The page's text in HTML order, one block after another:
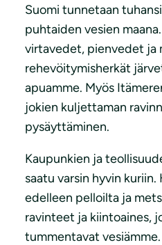
Suomi tunnetaan
puhtaiden vesien
virtavedet, pienvedet ja
rehevöitymisherkät
apuamme. Myös
jokien kuljettaman
pysäyttäminen.
Kaupunkien ja
saatu varsin hyvin
edelleen pelloilta ja
ravinteet ja kiintoaines,
tummentavat